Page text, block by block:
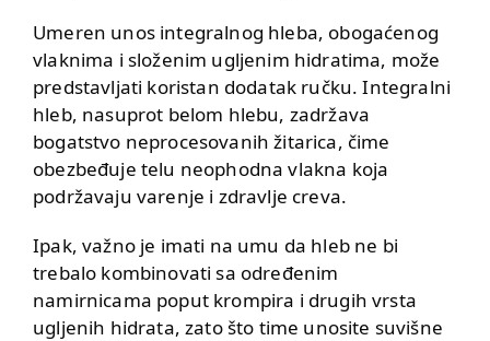
Umeren unos integralnog hleba, obogaćenog
vlaknima i složenim ugljenim hidratima, može
predstavljati koristan dodatak ručku. Integralni
hleb, nasuprot belom hlebu, zadržava
bogatstvo neprocesovanih žitarica, čime
obezbeđuje telu neophodna vlakna koja
podržavaju varenje i zdravlje creva.
Ipak, važno je imati na umu da hleb ne bi
trebalo kombinovati sa određenim
namirnicama poput krompira i drugih vrsta
ugljenih hidrata, zato što time unosite suvišne